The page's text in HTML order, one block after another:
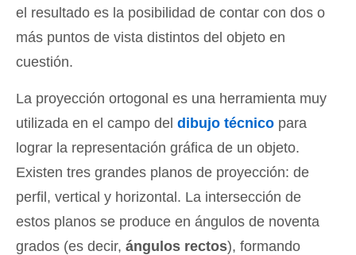
el resultado es la posibilidad de contar con dos o
más puntos de vista distintos del objeto en
cuestión.
La proyección ortogonal es una herramienta muy
utilizada en el campo del dibujo técnico para
lograr la representación gráfica de un objeto.
Existen tres grandes planos de proyección: de
perfil, vertical y horizontal. La intersección de
estos planos se produce en ángulos de noventa
grados (es decir, ángulos rectos), formando